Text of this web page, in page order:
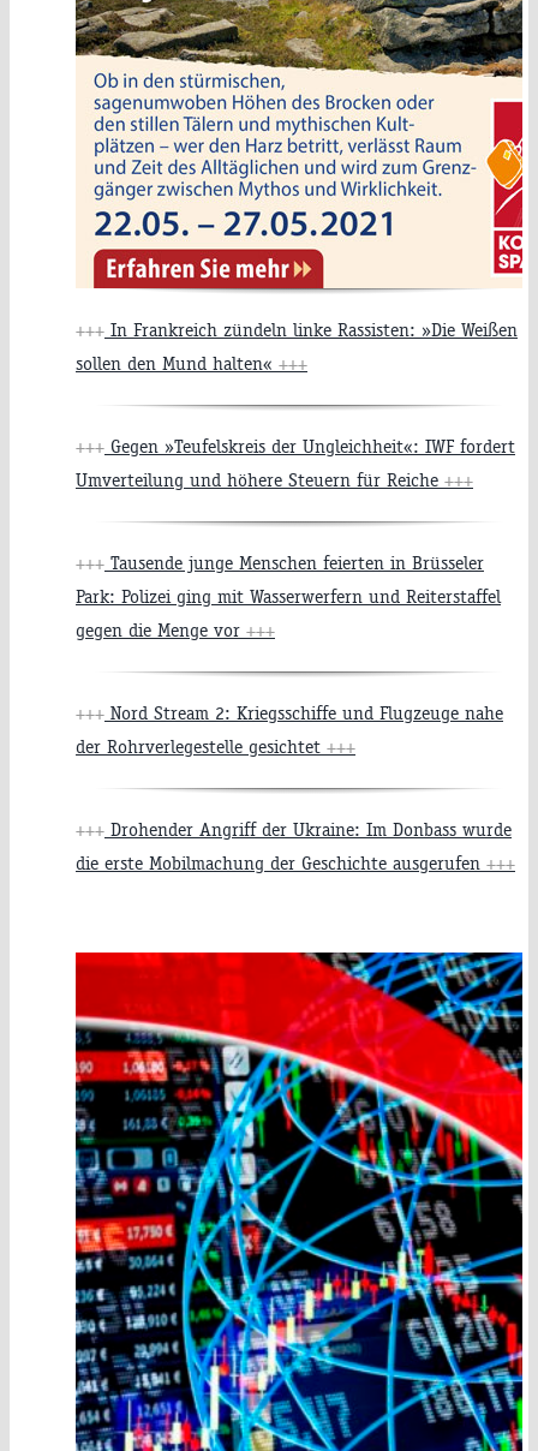
+++ In Frankreich zündeln linke Rassisten: »Die Weißen
sollen den Mund halten« +++
+++ Gegen »Teufelskreis der Ungleichheit«: IWF fordert
Umverteilung und höhere Steuern für Reiche +++
+++ Tausende junge Menschen feierten in Brüsseler
Park: Polizei ging mit Wasserwerfern und Reiterstaffel
gegen die Menge vor +++
+++ Nord Stream 2: Kriegsschiffe und Flugzeuge nahe
der Rohrverlegestelle gesichtet +++
+++ Drohender Angriff der Ukraine: Im Donbass wurde
die erste Mobilmachung der Geschichte ausgerufen +++